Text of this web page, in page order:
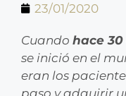
23/01/2020
Cuando hace 30
se inició en el
eran los
paso y adquirir